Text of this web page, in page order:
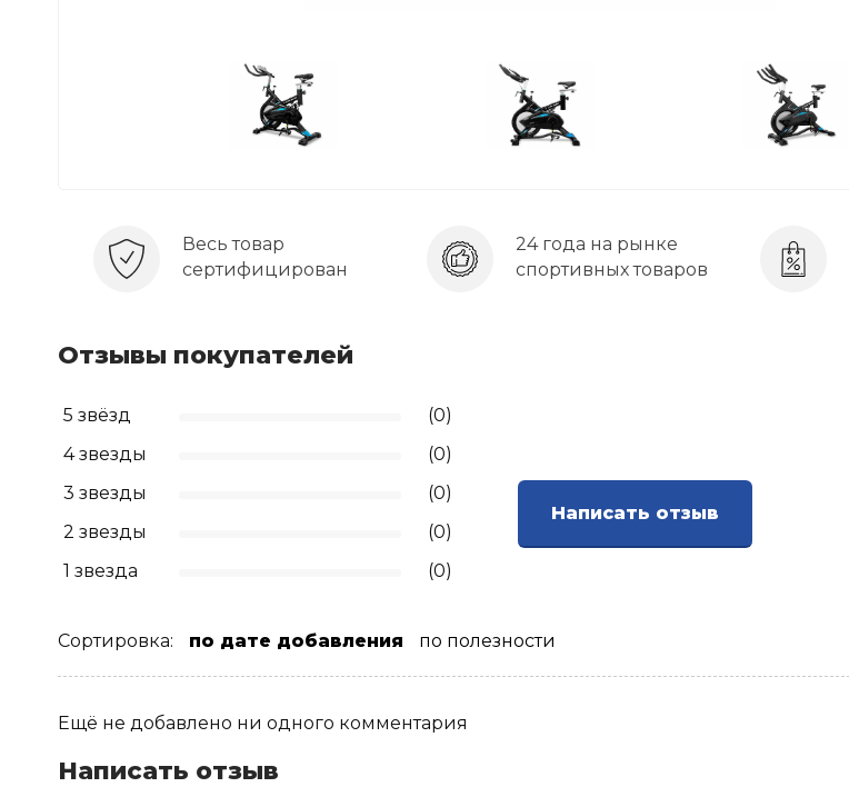
Весь товар
сертифицирован
24 года на рынке
спортивных товаров
Отзывы покупателей
5 звёзд
(0)
4 звезды
(0)
3 звезды
(0)
2 звезды
(0)
1 звезда
(0)
Написать отзыв
Сортировка: по дате добавления по полезности
Ещё не добавлено ни одного комментария
Написать отзыв